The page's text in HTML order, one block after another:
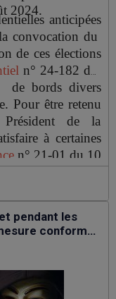
2024.
anticipées
convocation du
de ces élections
n° 24-182 du
de bords divers
Pour être retenu
de la
à certaines
n° 21-01 du 10
au régime
du décret
corps électoral
du Président
des élections
déclaration doit
dossier constitué
pendant les